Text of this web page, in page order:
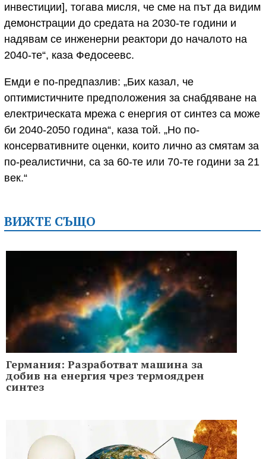
инвестиции], тогава мисля, че сме на път да видим
демонстрации до средата на 2030-те години и
надявам се инженерни реактори до началото на
2040-те“, каза Федосеевс.
Емди е по-предпазлив: „Бих казал, че
оптимистичните предположения за снабдяване на
електрическата мрежа с енергия от синтез са може
би 2040-2050 година“, каза той. „Но по-
консервативните оценки, които лично аз смятам за
по-реалистични, са за 60-те или 70-те години за 21
век.“
ВИЖТЕ СЪЩО
Германия: Разработват машина за
добив на енергия чрез термоядрен
синтез